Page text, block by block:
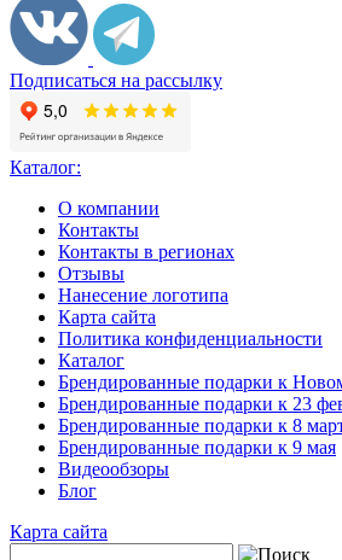
Подписаться на рассылку
Каталог:
О компании
Контакты
Контакты в регионах
Отзывы
Нанесение логотипа
Карта сайта
Политика конфиденциальности
Каталог
Брендированные подарки к
Брендированные подарки к 23
Брендированные подарки к 8
Брендированные подарки к 9 мая
Видеообзоры
Блог
Карта сайта